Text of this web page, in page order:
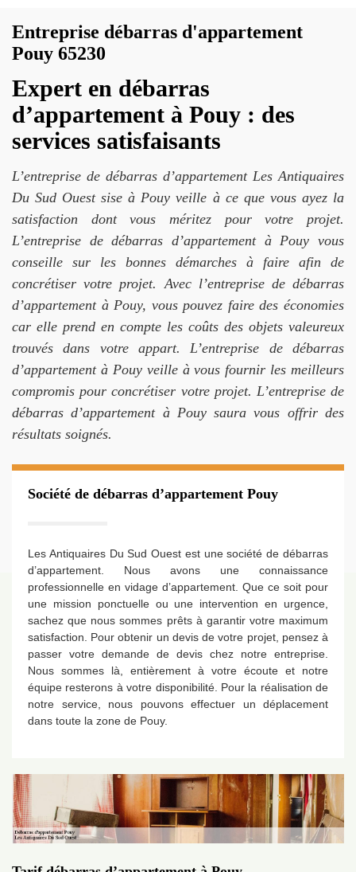
Entreprise débarras d'appartement
Pouy 65230
Expert en débarras
d’appartement à Pouy : des
services satisfaisants
L’entreprise de débarras d’appartement Les Antiquaires
Du Sud Ouest sise à Pouy veille à ce que vous ayez la
satisfaction dont vous méritez pour votre projet.
L’entreprise de débarras d’appartement à Pouy vous
conseille sur les bonnes démarches à faire afin de
concrétiser votre projet. Avec l’entreprise de débarras
d’appartement à Pouy, vous pouvez faire des économies
car elle prend en compte les coûts des objets valeureux
trouvés dans votre appart. L’entreprise de débarras
d’appartement à Pouy veille à vous fournir les meilleurs
compromis pour concrétiser votre projet. L’entreprise de
débarras d’appartement à Pouy saura vous offrir des
résultats soignés.
Société de débarras d’appartement Pouy
Les Antiquaires Du Sud Ouest est une société de débarras
d’appartement. Nous avons une connaissance
professionnelle en vidage d’appartement. Que ce soit pour
une mission ponctuelle ou une intervention en urgence,
sachez que nous sommes prêts à garantir votre maximum
satisfaction. Pour obtenir un devis de votre projet, pensez à
passer votre demande de devis chez notre entreprise.
Nous sommes là, entièrement à votre écoute et notre
équipe resterons à votre disponibilité. Pour la réalisation de
notre service, nous pouvons effectuer un déplacement
dans toute la zone de Pouy.